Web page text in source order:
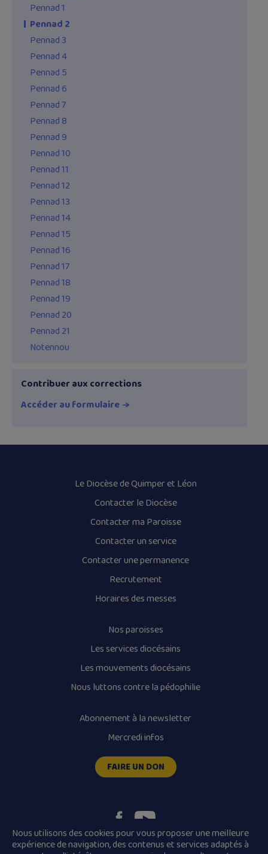
Pennad 1
Pennad 2
Pennad 3
Pennad 4
Pennad 5
Pennad 6
Pennad 7
Pennad 8
Pennad 9
Pennad 10
Pennad 11
Pennad 12
Pennad 13
Pennad 14
Pennad 15
Pennad 16
Pennad 17
Pennad 18
Pennad 19
Pennad 20
Pennad 21
Notennou
Contribuer aux corrections
Accéder au formulaire
Le Diocèse de Quimper et Léon
Contacter le Diocèse
Contacter ma Paroisse
Contacter un service
Contacter une permanence
Recrutement
Horaires des messes
Nos paroisses
Les services diocésains
Les mouvements diocésains
Nous luttons contre la pédophilie
Abonnement à la newsletter
Mercredi infos
FAIRE UN DON
Nous utilisons des cookies pour vous proposer une meilleure
expérience de navigation, des contenus et services adaptés à